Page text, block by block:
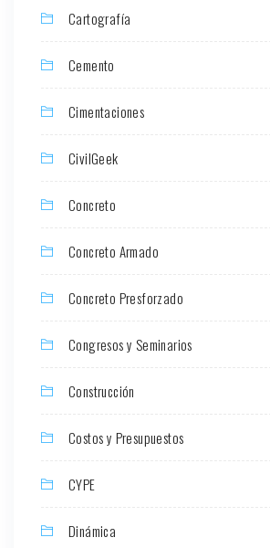
Cartografía
Cemento
Cimentaciones
CivilGeek
Concreto
Concreto Armado
Concreto Presforzado
Congresos y Seminarios
Construcción
Costos y Presupuestos
CYPE
Dinámica